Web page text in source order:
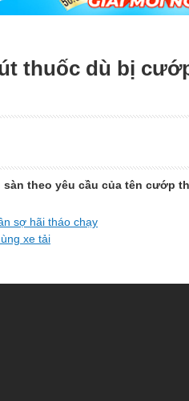
thuốc dù bị
theo yêu cầu của tên cướp
sợ hãi tháo chạy
xe tải